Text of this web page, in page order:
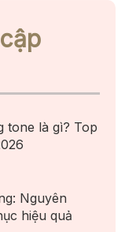
tone là gì? Top
Nguyên
hiệu quả